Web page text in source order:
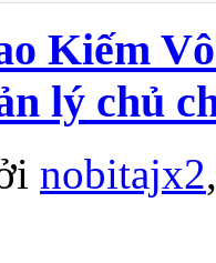
Kiếm
lý chủ
nobitajx2